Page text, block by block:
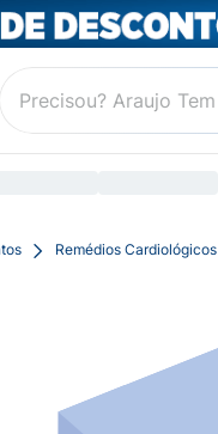
Remédios Cardiológicos